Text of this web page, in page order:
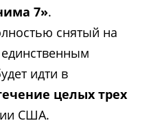
7».
снятый на
идти в
целых трех
США.